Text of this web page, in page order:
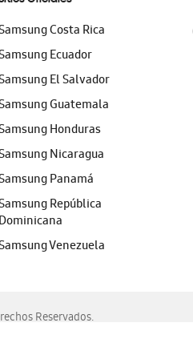
Costa Rica
Ecuador
El Salvador
Guatemala
Honduras
Nicaragua
Panamá
República
Dominicana
Venezuela
Reservados.